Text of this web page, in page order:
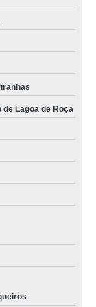
de Lagoa de Roça